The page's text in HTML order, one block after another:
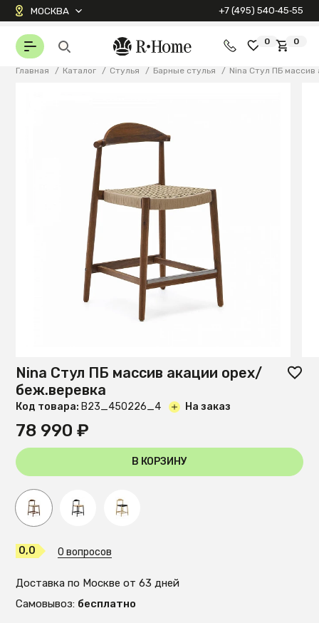
МОСКВА +7 (495) 540‑45‑55
0 0
Главная / Каталог / Стулья / Барные стулья / Nina Стул ПБ
Nina Стул ПБ массив акации орех/
беж.веревка
Код товара: B23_450226_4 На заказ
78 990 ₽
В КОРЗИНУ
0,0 0 вопросов
Доставка по Москве от 63 дней
Самовывоз: бесплатно